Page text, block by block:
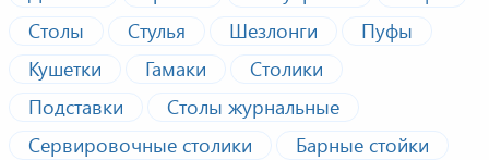
Столы
Стулья Шезлонги
Пуфы
Кушетки
Гамаки
Столики
Подставки
Столы журнальные
Сервировочные столики
Барные стойки